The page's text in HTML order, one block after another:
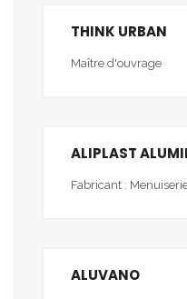
THINK URBAN
Maître d'ouvrage
ALIPLAST
Fabricant :
ALUVANO